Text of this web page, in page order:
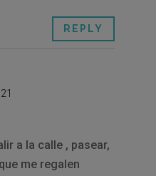
REPLY
a la calle , pasear,
me regalen